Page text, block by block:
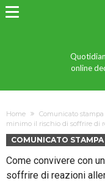
online
Home Comunicato stampa
minimo il rischio di soffrire di
COMUNICATO STAMPA
Come convivere con
soffrire di reazioni